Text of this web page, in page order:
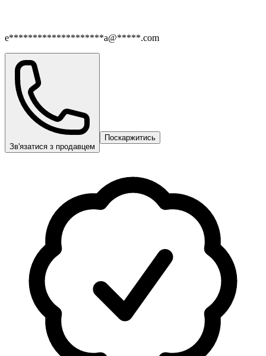
e********************a@*****.com
Зв'язатися з продавцем
Поскаржитись